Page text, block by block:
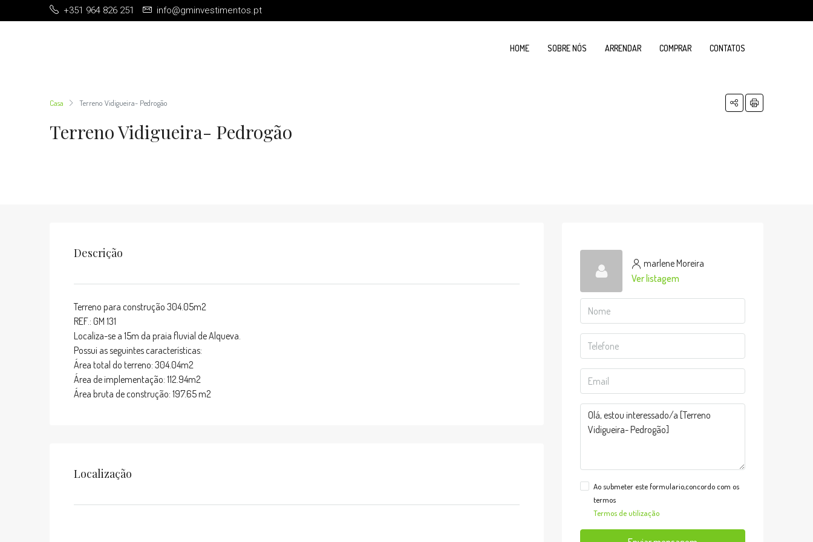
+351 964 826 251 info@gminvestimentos.pt
HOME SOBRE NÓS ARRENDAR COMPRAR CONTATOS
Casa Terreno Vidigueira- Pedrogão
Terreno Vidigueira- Pedrogão
Descrição
Terreno para construção 304.05m2
REF.: GM 131
Localiza-se a 15m da praia fluvial de Alqueva.
Possui as seguintes características:
Área total do terreno: 304.04m2
Área de implementação: 112.94m2
Área bruta de construção: 197.65 m2
Localização
marlene Moreira
Ver listagem
Ao submeter este formulario,concordo com os
termos
Termos de utilização